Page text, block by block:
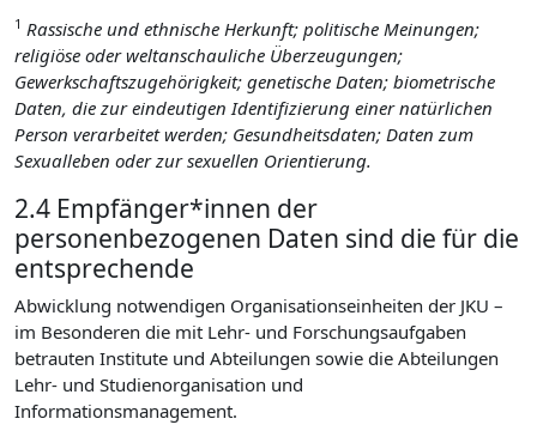
1 Rassische und ethnische Herkunft; politische Meinungen;
religiöse oder weltanschauliche Überzeugungen;
Gewerkschaftszugehörigkeit; genetische Daten; biometrische
Daten, die zur eindeutigen Identifizierung einer natürlichen
Person verarbeitet werden; Gesundheitsdaten; Daten zum
Sexualleben oder zur sexuellen Orientierung.
2.4 Empfänger*innen der
personenbezogenen Daten sind die für die
entsprechende
Abwicklung notwendigen Organisationseinheiten der JKU –
im Besonderen die mit Lehr- und Forschungsaufgaben
betrauten Institute und Abteilungen sowie die Abteilungen
Lehr- und Studienorganisation und
Informationsmanagement.